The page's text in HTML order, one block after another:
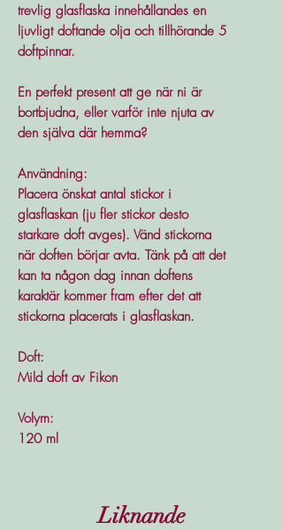
trevlig glasflaska innehållandes en
ljuvligt doftande olja och tillhörande 5
doftpinnar.
En perfekt present att ge när ni är
bortbjudna, eller varför inte njuta av
den själva där hemma?
Användning:
Placera önskat antal stickor i
glasflaskan (ju fler stickor desto
starkare doft avges). Vänd stickorna
när doften börjar avta. Tänk på att det
kan ta någon dag innan doftens
karaktär kommer fram efter det att
stickorna placerats i glasflaskan.
Doft:
Mild doft av Fikon
Volym:
120 ml
Liknande